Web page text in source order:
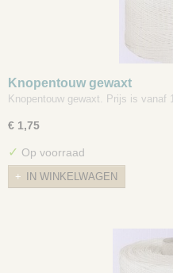
Knopentouw gewaxt
Knopentouw gewaxt. Prijs is vanaf
€ 1,75
✓ Op voorraad
IN WINKELWAGEN